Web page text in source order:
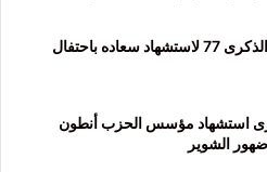
منفذية عكار في القومي تحيي الذكرى 77 لاستشهاد سعاده باحتفال
استشهاد مؤسس الحزب أنطون
الشوير